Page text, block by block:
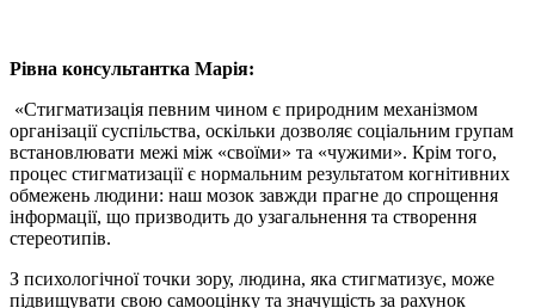
Рівна консультантка Марія:
«Стигматизація певним чином є природним механізмом
організації суспільства, оскільки дозволяє соціальним групам
встановлювати межі між «своїми» та «чужими». Крім того,
процес стигматизації є нормальним результатом когнітивних
обмежень людини: наш мозок завжди прагне до спрощення
інформації, що призводить до узагальнення та створення
стереотипів.
З психологічної точки зору, людина, яка стигматизує, може
підвищувати свою самооцінку та значущість за рахунок